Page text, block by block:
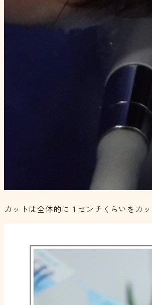
カットは全体的に１センチくらいをカッ